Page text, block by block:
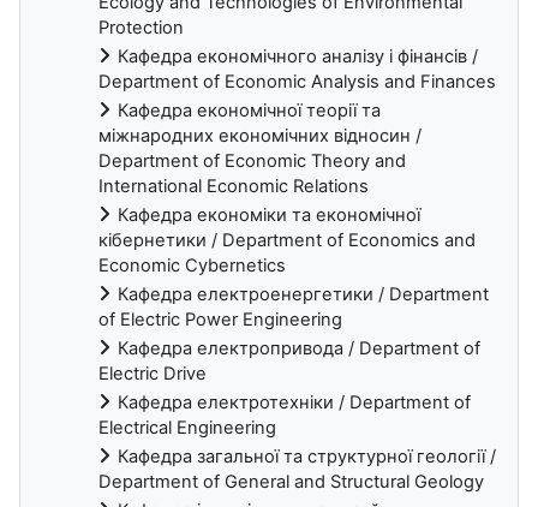
Protection
Кафедра економічного аналізу і фінансів /
Department of Economic Analysis and Finances
Кафедра економічної теорії та
міжнародних економічних відносин /
Department of Economic Theory and
International Economic Relations
Кафедра економіки та економічної
кібернетики / Department of Economics and
Economic Cybernetics
Кафедра електроенергетики / Department
of Electric Power Engineering
Кафедра електропривода / Department of
Electric Drive
Кафедра електротехніки / Department of
Electrical Engineering
Кафедра загальної та структурної геології /
Department of General and Structural Geology